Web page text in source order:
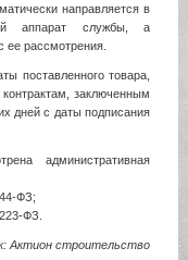
направляется в
аппарат службы, а
ее рассмотрения.
поставленного товара,
заключенным
дней с даты подписания
административная
ФЗ;
ФЗ.
Актион строительство